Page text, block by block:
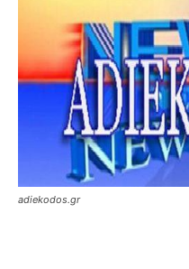
adiekodos.gr